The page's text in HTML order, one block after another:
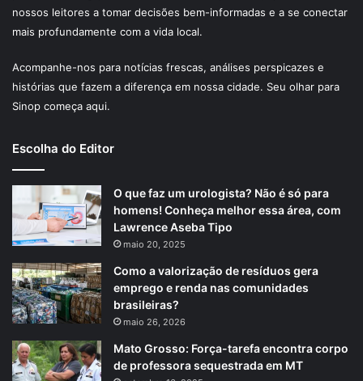
nossos leitores a tomar decisões bem-informadas e a se conectar
mais profundamente com a vida local.
Acompanhe-nos para notícias frescas, análises perspicazes e
histórias que fazem a diferença em nossa cidade. Seu olhar para
Sinop começa aqui.
Escolha do Editor
O que faz um urologista? Não é só para
homens! Conheça melhor essa área, com
Lawrence Aseba Tipo
maio 20, 2025
Como a valorização de resíduos gera
emprego e renda nas comunidades
brasileiras?
maio 26, 2026
Mato Grosso: Força-tarefa encontra corpo
de professora sequestrada em MT